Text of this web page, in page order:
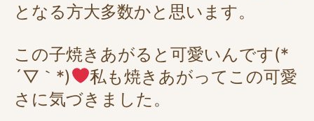
となる方大多数かと思います。
この子焼きあがると可愛いんです(*
´▽｀*)
私も焼きあがってこの可愛
さに気づきました。